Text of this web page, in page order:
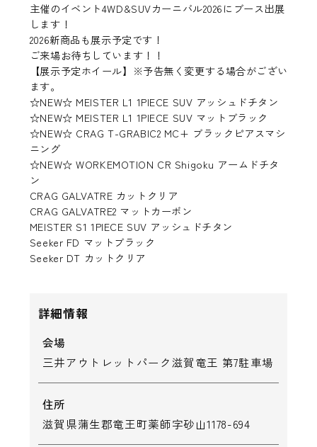
主催のイベント4WD&SUVカーニバル2026にブース出展
します！
2026新商品も展示予定です！
ご来場お待ちしています！！
【展示予定ホイール】※予告無く変更する場合がござい
ます。
☆NEW☆ MEISTER L1 1PIECE SUV アッシュドチタン
☆NEW☆ MEISTER L1 1PIECE SUV マットブラック
☆NEW☆ CRAG T-GRABIC2 MC+ ブラックピアスマシ
ニング
☆NEW☆ WORKEMOTION CR Shigoku アームドチタ
ン
CRAG GALVATRE カットクリア
CRAG GALVATRE2 マットカーボン
MEISTER S1 1PIECE SUV アッシュドチタン
Seeker FD マットブラック
Seeker DT カットクリア
詳細情報
会場
三井アウトレットパーク滋賀竜王 第7駐車場
住所
滋賀県蒲生郡竜王町薬師字砂山1178-694